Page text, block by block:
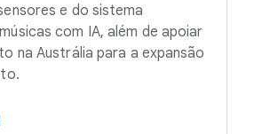
e do sistema
com IA, além de apoiar
na Austrália para a expansão